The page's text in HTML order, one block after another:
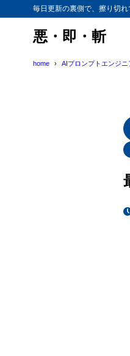
毎日更新の裏側で、擦り切
悪・即・斬
home AIプロンプトエンジ